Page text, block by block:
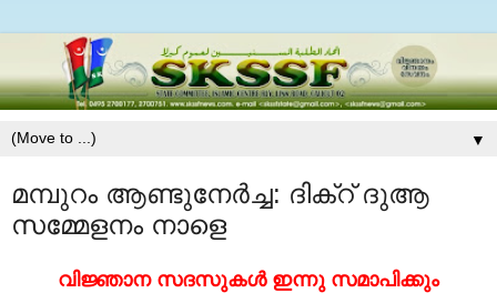
▼
മമ്പുറം ആണ്ടുനേര്‍ച്ച: ദിക്‌റ് ദുആ
സമ്മേളനം നാളെ
വിജ്ഞാന സദസുകള്‍ ഇന്നു സമാപിക്കും